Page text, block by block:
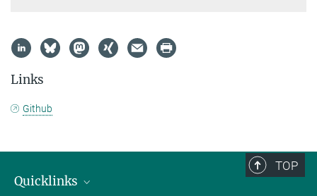
Links
Github
TOP
Quicklinks